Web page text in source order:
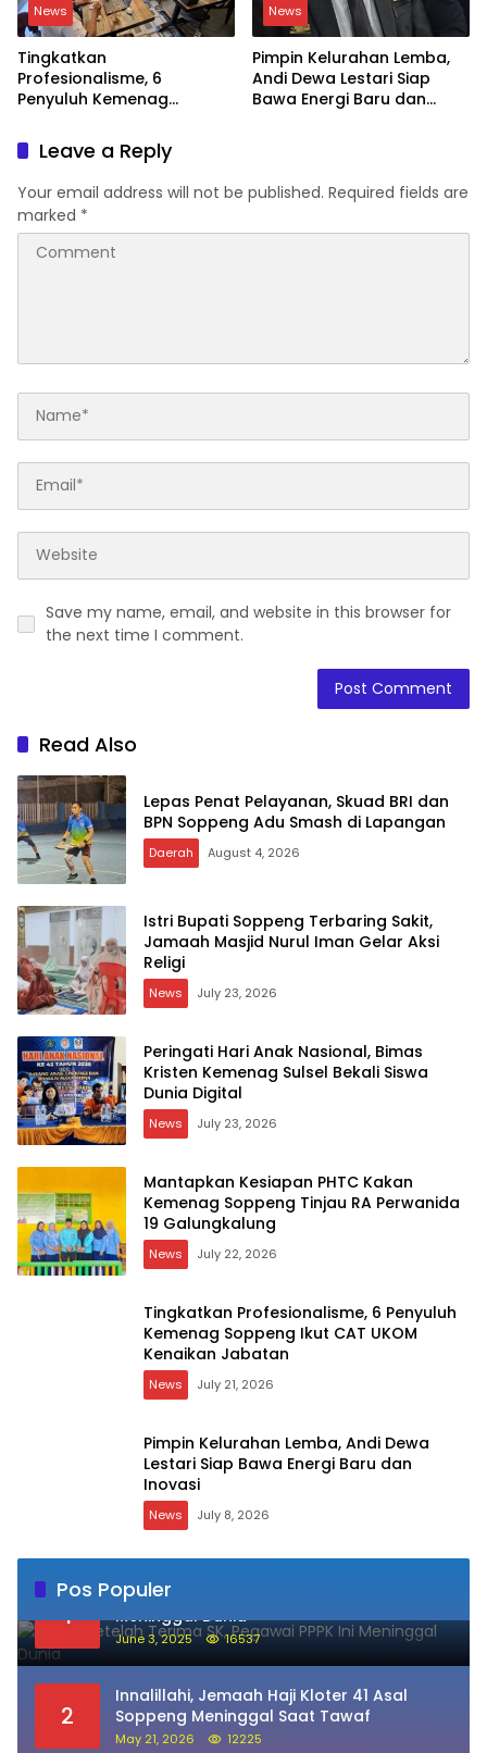
News
Tingkatkan
Profesionalisme, 6
Penyuluh Kemenag
Kenaikan Jabatan
News
Pimpin Kelurahan Lemba,
Andi Dewa Lestari Siap
Bawa Energi Baru dan
Leave a Reply
Your email address will not be published. Required fields are
marked *
Save my name, email, and website in this browser for
the next time I comment.
Read Also
Lepas Penat Pelayanan, Skuad BRI dan
BPN Soppeng Adu Smash di Lapangan
Daerah August 4, 2026
Istri Bupati Soppeng Terbaring Sakit,
Jamaah Masjid Nurul Iman Gelar Aksi
Religi
News July 23, 2026
Peringati Hari Anak Nasional, Bimas
Kristen Kemenag Sulsel Bekali Siswa
Dunia Digital
News July 23, 2026
Mantapkan Kesiapan PHTC Kakan
Kemenag Soppeng Tinjau RA Perwanida
19 Galungkalung
News July 22, 2026
Tingkatkan Profesionalisme, 6 Penyuluh
Kemenag Soppeng Ikut CAT UKOM
Kenaikan Jabatan
News July 21, 2026
Pimpin Kelurahan Lemba, Andi Dewa
Lestari Siap Bawa Energi Baru dan
Inovasi
News July 8, 2026
Pos Populer
1
Sehari Setelah Terima SK, Pegawai PPPK Ini
Meninggal Dunia
June 3, 2025 16537
2
Innalillahi, Jemaah Haji Kloter 41 Asal
Soppeng Meninggal Saat Tawaf
May 21, 2026 12225